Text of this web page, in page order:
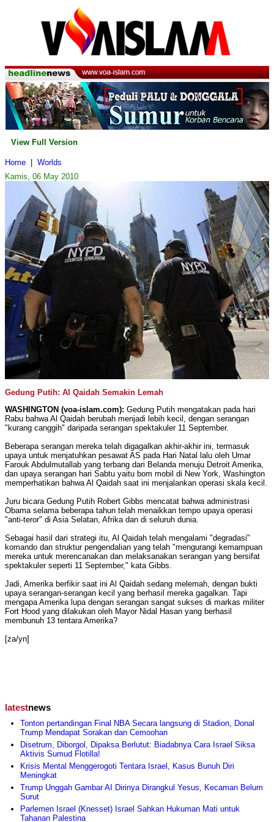
View Full Version
Home
Worlds
Kamis, 06 May 2010
Gedung Putih: Al Qaidah Semakin Lemah
WASHINGTON (voa-islam.com): Gedung Putih mengatakan pada hari
Rabu bahwa Al Qaidah berubah menjadi lebih kecil, dengan serangan
"kurang canggih" daripada serangan spektakuler 11 September.
Beberapa serangan mereka telah digagalkan akhir-akhir ini, termasuk
upaya untuk menjatuhkan pesawat AS pada Hari Natal lalu oleh Umar
Farouk Abdulmutallab yang terbang dari Belanda menuju Detroit Amerika,
dan upaya serangan hari Sabtu yaitu bom mobil di New York, Washington
memperhatikan bahwa Al Qaidah saat ini menjalankan operasi skala kecil.
Juru bicara Gedung Putih Robert Gibbs mencatat bahwa administrasi
Obama selama beberapa tahun telah menaikkan tempo upaya operasi
"anti-teror" di Asia Selatan, Afrika dan di seluruh dunia.
Sebagai hasil dari strategi itu, Al Qaidah telah mengalami "degradasi"
komando dan struktur pengendalian yang telah "mengurangi kemampuan
mereka untuk merencanakan dan melaksanakan serangan yang bersifat
spektakuler seperti 11 September," kata Gibbs.
Jadi, Amerika berfikir saat ini Al Qaidah sedang melemah, dengan bukti
upaya serangan-serangan kecil yang berhasil mereka gagalkan. Tapi
mengapa Amerika lupa dengan serangan sangat sukses di markas militer
Fort Hood yang dilakukan oleh Mayor Nidal Hasan yang berhasil
membunuh 13 tentara Amerika?
[za/yn]
latestnews
Tonton pertandingan Final NBA Secara langsung di Stadion, Donal
Trump Mendapat Sorakan dan Cemoohan
Disetrum, Diborgol, Dipaksa Berlutut: Biadabnya Cara Israel Siksa
Aktivis Sumud Flotilla!
Krisis Mental Menggerogoti Tentara Israel, Kasus Bunuh Diri
Meningkat
Trump Unggah Gambar AI Dirinya Dirangkul Yesus, Kecaman Belum
Surut
Parlemen Israel (Knesset) Israel Sahkan Hukuman Mati untuk
Tahanan Palestina